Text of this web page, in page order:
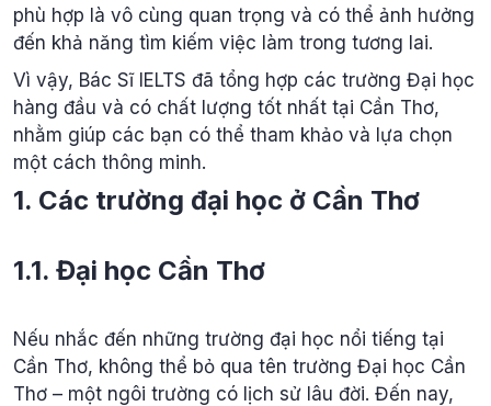
phù hợp là vô cùng quan trọng và có thể ảnh hưởng
đến khả năng tìm kiếm việc làm trong tương lai.
Vì vậy, Bác Sĩ IELTS đã tổng hợp các trường Đại học
hàng đầu và có chất lượng tốt nhất tại Cần Thơ,
nhằm giúp các bạn có thể tham khảo và lựa chọn
một cách thông minh.
1. Các trường đại học ở Cần Thơ
1.1. Đại học Cần Thơ
Nếu nhắc đến những trường đại học nổi tiếng tại
Cần Thơ, không thể bỏ qua tên trường Đại học Cần
Thơ – một ngôi trường có lịch sử lâu đời. Đến nay,